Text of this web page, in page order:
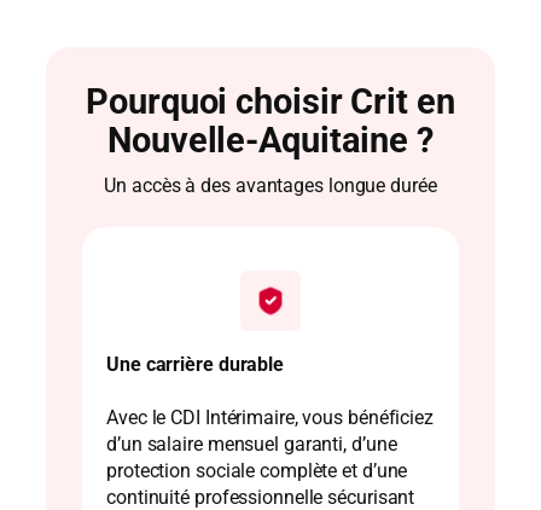
Pourquoi choisir Crit en
Nouvelle-Aquitaine ?
Un accès à des avantages longue durée
Une carrière durable
Avec le CDI Intérimaire, vous bénéficiez
d’un salaire mensuel garanti, d’une
protection sociale complète et d’une
continuité professionnelle sécurisant